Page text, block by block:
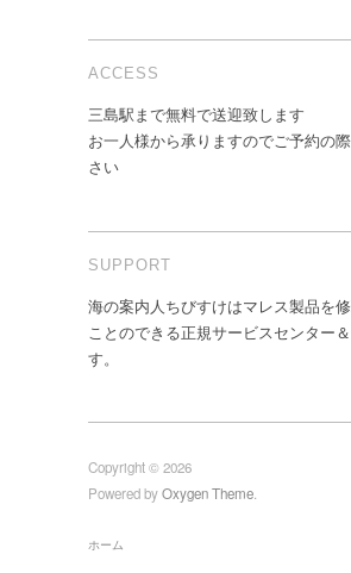
ACCESS
三島駅まで無料で送迎致します
お一人様から承りますのでご予約の
さい
SUPPORT
海の案内人ちびすけはマレス製品を
ことのできる正規サービスセンター
す。
Copyright © 2026
Powered byOxygen Theme
ホーム